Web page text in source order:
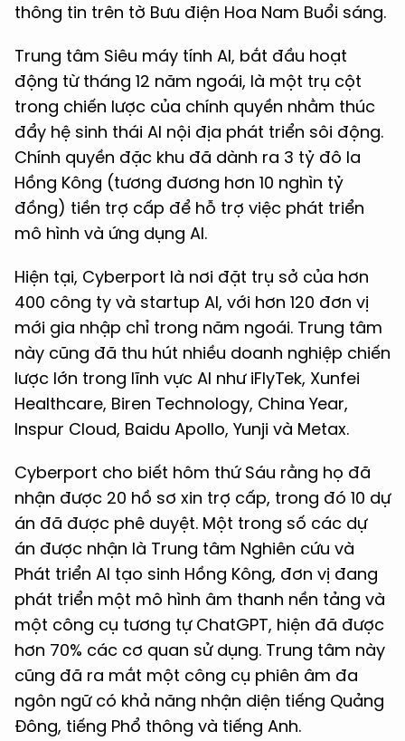
thông tin trên tờ Bưu điện Hoa Nam Buổi sáng.
Trung tâm Siêu máy tính AI, bắt đầu hoạt
động từ tháng 12 năm ngoái, là một trụ cột
trong chiến lược của chính quyền nhằm thúc
đẩy hệ sinh thái AI nội địa phát triển sôi động.
Chính quyền đặc khu đã dành ra 3 tỷ đô la
Hồng Kông (tương đương hơn 10 nghìn tỷ
đồng) tiền trợ cấp để hỗ trợ việc phát triển
mô hình và ứng dụng AI.
Hiện tại, Cyberport là nơi đặt trụ sở của hơn
400 công ty và startup AI, với hơn 120 đơn vị
mới gia nhập chỉ trong năm ngoái. Trung tâm
này cũng đã thu hút nhiều doanh nghiệp chiến
lược lớn trong lĩnh vực AI như iFlyTek, Xunfei
Healthcare, Biren Technology, China Year,
Inspur Cloud, Baidu Apollo, Yunji và Metax.
Cyberport cho biết hôm thứ Sáu rằng họ đã
nhận được 20 hồ sơ xin trợ cấp, trong đó 10 dự
án đã được phê duyệt. Một trong số các dự
án được nhận là Trung tâm Nghiên cứu và
Phát triển AI tạo sinh Hồng Kông, đơn vị đang
phát triển một mô hình âm thanh nền tảng và
một công cụ tương tự ChatGPT, hiện đã được
hơn 70% các cơ quan sử dụng. Trung tâm này
cũng đã ra mắt một công cụ phiên âm đa
ngôn ngữ có khả năng nhận diện tiếng Quảng
Đông, tiếng Phổ thông và tiếng Anh.